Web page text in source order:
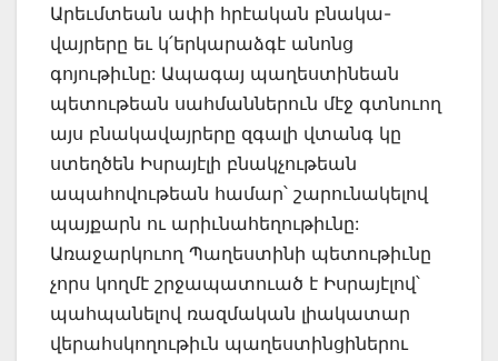
Արեւմտեան ափի հրէական բնակա-
վայրերը եւ կ՛երկարաձգէ անոնց
գոյութիւնը: Ապագայ պաղեստինեան
պետութեան սահմաններուն մէջ գտնուող
այս բնակավայրերը զգալի վտանգ կը
ստեղծեն Իսրայէլի բնակչութեան
ապահովութեան համար՝ շարունակելով
պայքարն ու արիւնահեղութիւնը:
Առաջարկուող Պաղեստինի պետութիւնը
չորս կողմէ շրջապատուած է Իսրայէլով՝
պահպանելով ռազմական լիակատար
վերահսկողութիւն պաղեստինցիներու